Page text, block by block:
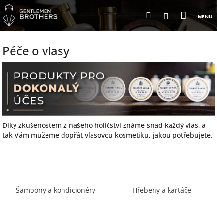
Přejít
na
obsah
HledatPřihlášení
košík
Péče o vlasy
Díky zkušenostem z našeho holičství známe snad každý vlas, a
tak Vám můžeme dopřát vlasovou kosmetiku, jakou potřebujete.
Šampony a kondicionéry Hřebeny a kartáče